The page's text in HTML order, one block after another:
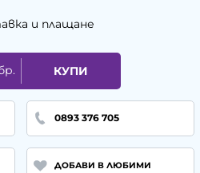
и плащане
КУПИ
0893 376 705
ДОБАВИ В ЛЮБИМИ